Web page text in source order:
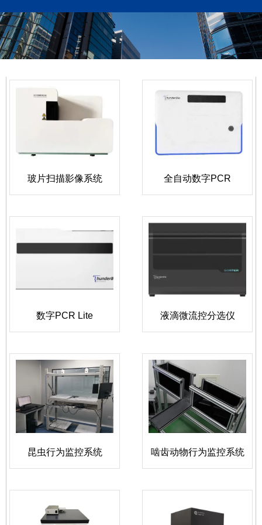
广州涞铂锐科技有限公司
收藏本站
网站地图
18124200836(微信同号)/洪经理
玻片扫描影像系统 全自动数字PCR
数字PCR Lite 液滴微流控分选仪
昆虫行为监控系统 啮齿动物行为监控系统